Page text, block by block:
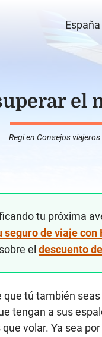
España
Regien Consejos viajeros
tu próxima
seguro de viaje con
el descuento
tú también
tengan a sus
volar. Ya sea